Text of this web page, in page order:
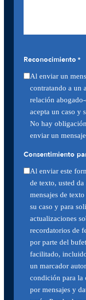
Reconocimiento *
Al enviar un
contratando a un
relación
acepta un caso y
No hay
enviar un
Consentimiento
Al enviar este
de texto, usted
mensajes de
su caso y para
actualizaciones
recordatorios de
por parte del
facilitado,
un marcador
condición para la
por mensajes y